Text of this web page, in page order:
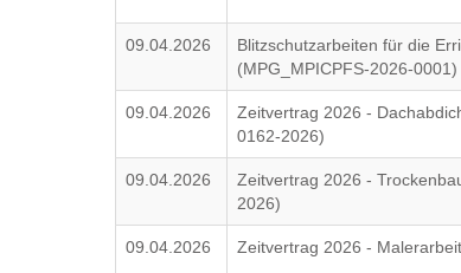
09.04.2026
Blitzschutzarbeiten für die
(MPG_MPICPFS-2026-0001)
09.04.2026
Zeitvertrag 2026 -
0162-2026)
09.04.2026
Zeitvertrag 2026 -
2026)
09.04.2026 Zeitvertrag 2026 -